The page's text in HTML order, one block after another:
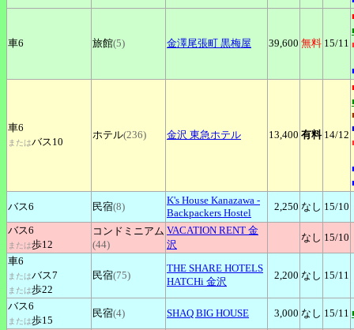
車6 旅館(5) 金澤尾張町 黒梅屋 39,600 無料 15/11
車6
またはバス10
ホテル(236) 金沢 東急ホテル 13,400 有料 14/12
バス6
民宿(8)
K's House Kanazawa -
Backpackers Hostel
2,250 なし 15/10
バス6
または歩12
コンドミニアム
(44)
VACATION RENT 金
沢
なし 15/10
車6
またはバス7
または歩22
民宿(75)
THE SHARE HOTELS
HATCHi 金沢
2,200 なし 15/11
バス6
または歩15
民宿(4) SHAQ BIG HOUSE 3,000 なし 15/11